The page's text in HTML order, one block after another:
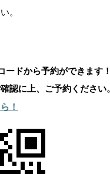
。
ードから予約ができます！
認に上、ご予約ください。
！